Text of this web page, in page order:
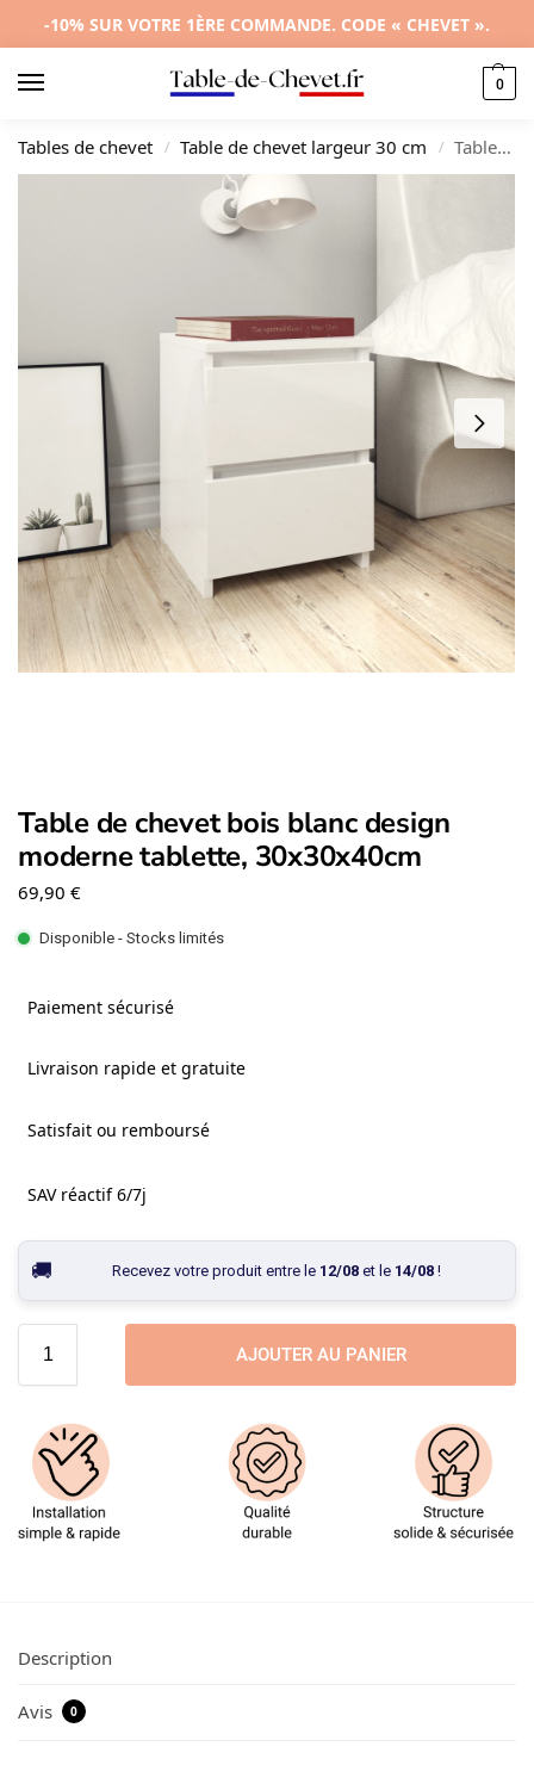
-10% SUR VOTRE 1ÈRE COMMANDE. CODE « CHEVET ».
0
Tables de chevet / Table de chevet largeur 30 cm / Table de chevet bois blanc design moderne tablette, 30x30x40cm
Table de chevet bois blanc design
moderne tablette, 30x30x40cm
69,90 €
Disponible - Stocks limités
Paiement sécurisé
Livraison rapide et gratuite
Satisfait ou remboursé
SAV réactif 6/7j
Recevez votre produit entre le 12/08et le 14/08!
AJOUTER AU PANIER
Description
Avis 0